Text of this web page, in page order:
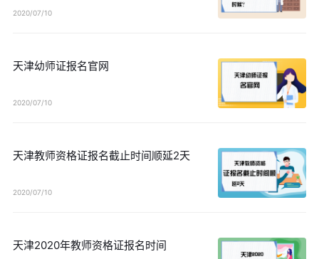
2020/07/10
天津幼师证报名官网
2020/07/10
天津教师资格证报名截止时间顺延2天
2020/07/10
天津2020年教师资格证报名时间